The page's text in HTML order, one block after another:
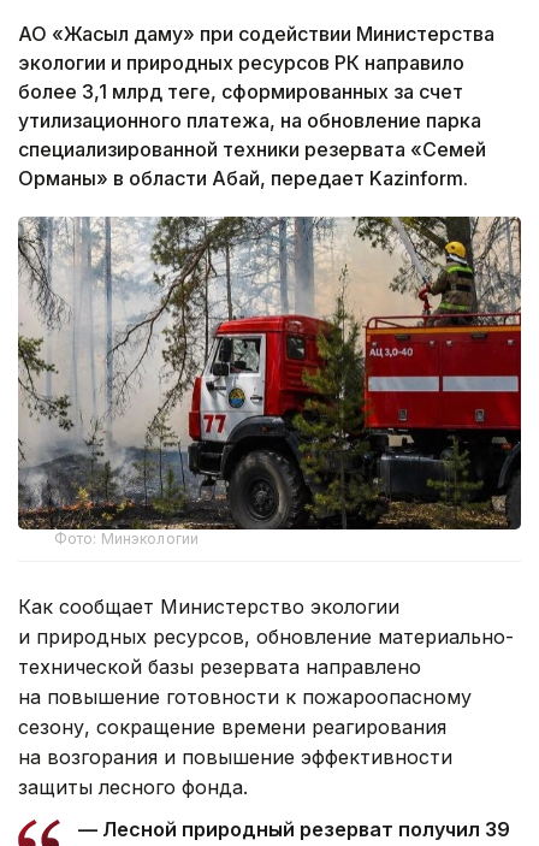
АО «Жасыл даму» при содействии Министерства
экологии и природных ресурсов РК направило
более 3,1 млрд теңге, сформированных за счет
утилизационного платежа, на обновление парка
специализированной техники резервата «Семей
Орманы» в области Абай, передает Kazinform.
Фото: Минэкологии
Как сообщает Министерство экологии
и природных ресурсов, обновление материально-
технической базы резервата направлено
на повышение готовности к пожароопасному
сезону, сокращение времени реагирования
на возгорания и повышение эффективности
защиты лесного фонда.
— Лесной природный резерват получил 39